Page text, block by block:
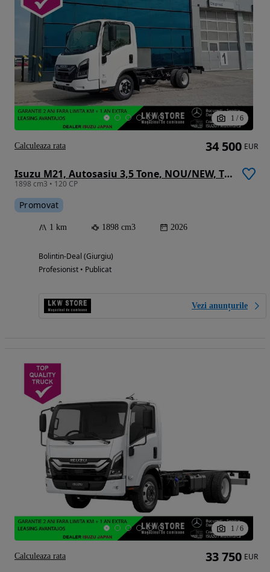
1 / 6
Isuzu M21, Autosasiu 3,5 Tone, NOU/NEW, TOP !!!
1898 cm3 • 120 CP
Promovat
1 km 1898 cm3 2026
Bolintin-Deal (Giurgiu)
Profesionist • Publicat
Vezi anunțurile
34 500 EUR
Calculeaza rata
1 / 6
33 750 EUR
Calculeaza rata